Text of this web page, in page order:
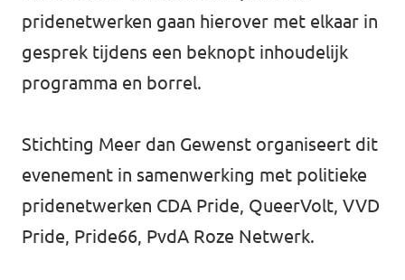
pridenetwerken gaan hierover met elkaar in
gesprek tijdens een beknopt inhoudelijk
programma en borrel.
Stichting Meer dan Gewenst organiseert dit
evenement in samenwerking met politieke
pridenetwerken CDA Pride, QueerVolt, VVD
Pride, Pride66, PvdA Roze Netwerk.